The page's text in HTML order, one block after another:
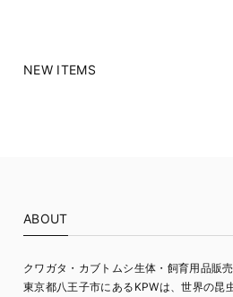
NEW ITEMS
ABOUT
クワガタ・カブトムシ生体・飼育用品販
東京都八王子市にあるKPWは、世界の昆